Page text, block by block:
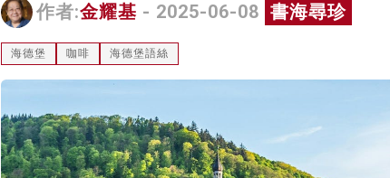
作者:金耀基 - 2025-06-08 書海尋珍
海德堡 咖啡 海德堡語絲